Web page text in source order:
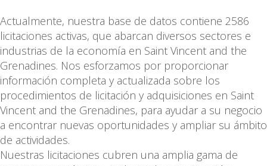
Actualmente, nuestra base de datos contiene 2586
licitaciones activas, que abarcan diversos sectores e
industrias de la economía en Saint Vincent and the
Grenadines. Nos esforzamos por proporcionar
información completa y actualizada sobre los
procedimientos de licitación y adquisiciones en Saint
Vincent and the Grenadines, para ayudar a su negocio
a encontrar nuevas oportunidades y ampliar su ámbito
de actividades.
Nuestras licitaciones cubren una amplia gama de